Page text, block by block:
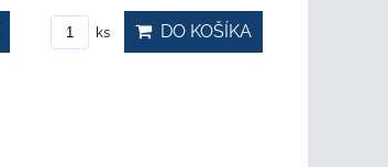
ks DO KOŠÍKA